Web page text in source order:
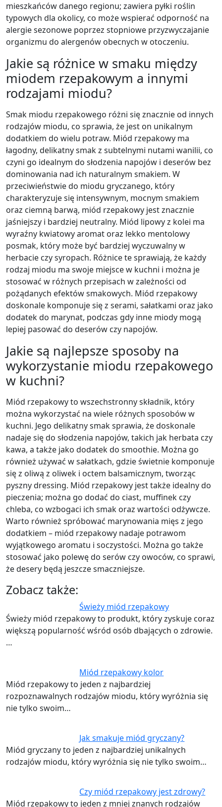
mieszkańców danego regionu; zawiera pyłki roślin
typowych dla okolicy, co może wspierać odporność na
alergie sezonowe poprzez stopniowe przyzwyczajanie
organizmu do alergenów obecnych w otoczeniu.
Jakie są różnice w smaku między
miodem rzepakowym a innymi
rodzajami miodu?
Smak miodu rzepakowego różni się znacznie od innych
rodzajów miodu, co sprawia, że jest on unikalnym
dodatkiem do wielu potraw. Miód rzepakowy ma
łagodny, delikatny smak z subtelnymi nutami wanilii, co
czyni go idealnym do słodzenia napojów i deserów bez
dominowania nad ich naturalnym smakiem. W
przeciwieństwie do miodu gryczanego, który
charakteryzuje się intensywnym, mocnym smakiem
oraz ciemną barwą, miód rzepakowy jest znacznie
jaśniejszy i bardziej neutralny. Miód lipowy z kolei ma
wyraźny kwiatowy aromat oraz lekko mentolowy
posmak, który może być bardziej wyczuwalny w
herbacie czy syropach. Różnice te sprawiają, że każdy
rodzaj miodu ma swoje miejsce w kuchni i można je
stosować w różnych przepisach w zależności od
pożądanych efektów smakowych. Miód rzepakowy
doskonale komponuje się z serami, sałatkami oraz jako
dodatek do marynat, podczas gdy inne miody mogą
lepiej pasować do deserów czy napojów.
Jakie są najlepsze sposoby na
wykorzystanie miodu rzepakowego
w kuchni?
Miód rzepakowy to wszechstronny składnik, który
można wykorzystać na wiele różnych sposobów w
kuchni. Jego delikatny smak sprawia, że doskonale
nadaje się do słodzenia napojów, takich jak herbata czy
kawa, a także jako dodatek do smoothie. Można go
również używać w sałatkach, gdzie świetnie komponuje
się z oliwą z oliwek i octem balsamicznym, tworząc
pyszny dressing. Miód rzepakowy jest także idealny do
pieczenia; można go dodać do ciast, muffinek czy
chleba, co wzbogaci ich smak oraz wartości odżywcze.
Warto również spróbować marynowania mięs z jego
dodatkiem – miód rzepakowy nadaje potrawom
wyjątkowego aromatu i soczystości. Można go także
stosować jako polewę do serów czy owoców, co sprawi,
że desery będą jeszcze smaczniejsze.
Zobacz także:
Świeży miód rzepakowy
Świeży miód rzepakowy to produkt, który zyskuje coraz
większą popularność wśród osób dbających o zdrowie.
…
Miód rzepakowy kolor
Miód rzepakowy to jeden z najbardziej
rozpoznawalnych rodzajów miodu, który wyróżnia się
nie tylko swoim…
Jak smakuje miód gryczany?
Miód gryczany to jeden z najbardziej unikalnych
rodzajów miodu, który wyróżnia się nie tylko swoim…
Czy miód rzepakowy jest zdrowy?
Miód rzepakowy to jeden z mniej znanych rodzajów